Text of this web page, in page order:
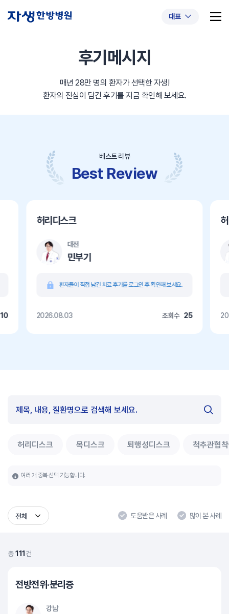
대표
추천 검색어 #초음파약침 #척추압박골절
후기메시지
매년 28만 명의 환자가 선택한 자생!
환자의 진심이 담긴 후기를 지금 확인해 보세요.
베스트 리뷰
Best Review
허리디스크
대전
민부기
환자들이 직접 남긴 치료 후기를 로그인 후 확인해 보세요.
2026.08.03 조회수 25
허리디스크 목디스크 퇴행성디스크 척추관협
여러 개 중복 선택 가능합니다.
전체 도움받은 사례 많이 본 사례
총111 건
전방전위·분리증
강남